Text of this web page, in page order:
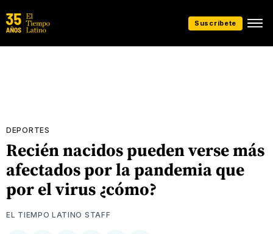
Suscríbete
DEPORTES
Recién nacidos pueden verse más
afectados por la pandemia que
por el virus ¿cómo?
EL TIEMPO LATINO STAFF